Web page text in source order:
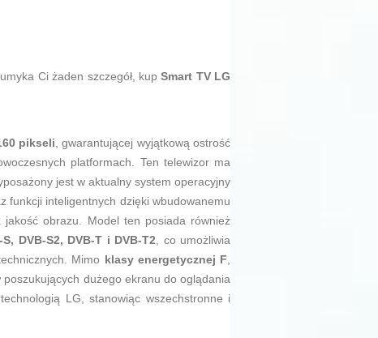
Ci żaden szczegół, kupSmart TV LG
pikseli, gwarantującej wyjątkową ostrość
platformach. Ten telewizor ma
jest w aktualny system operacyjny
funkcji inteligentnych dzięki wbudowanemu
jakość obrazu. Model ten posiada również
S, DVB-S2, DVB-T i DVB-T2, co umożliwia
Mimo klasy energetycznej F,
dużego ekranu do oglądania
LG, stanowiąc wszechstronne i